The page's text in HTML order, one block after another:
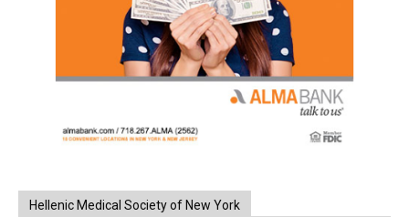
Hellenic Medical Society of New York